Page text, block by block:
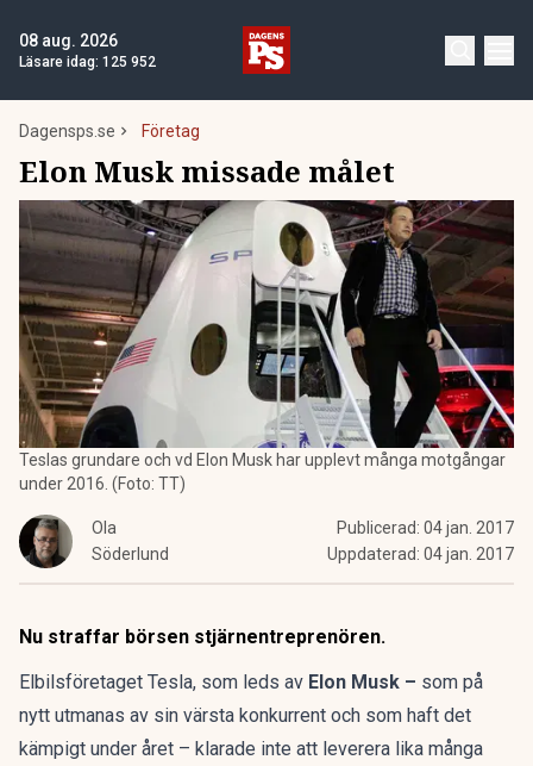
08 aug. 2026
Läsare idag: 125 952
Dagensps.se Företag
Elon Musk missade målet
Teslas grundare och vd Elon Musk har upplevt många motgångar
under 2016. (Foto: TT)
Ola
Söderlund
Publicerad: 04 jan. 2017
Uppdaterad: 04 jan. 2017
Nu straffar börsen stjärnentreprenören.
Elbilsföretaget Tesla, som leds av Elon Musk – som på
nytt utmanas av sin värsta konkurrent och som haft det
kämpigt under året – klarade inte att leverera lika många